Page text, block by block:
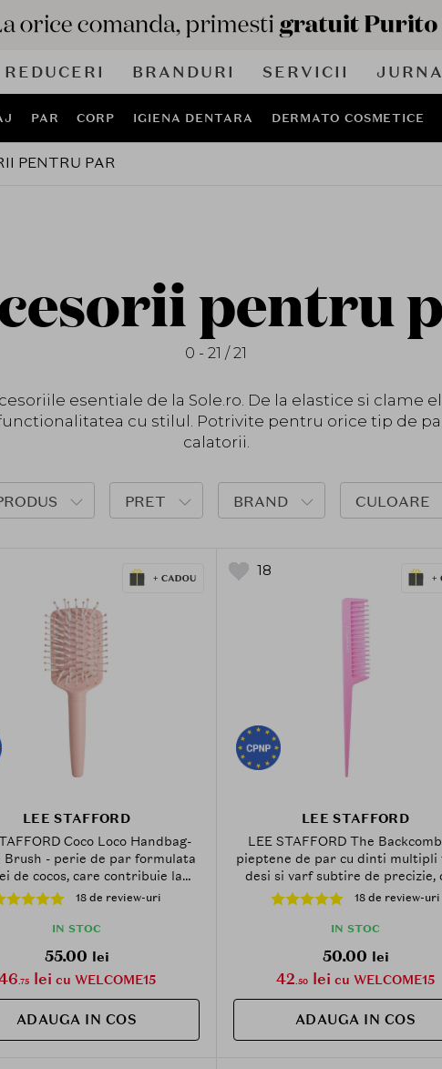
REDUCERI BRANDURI SERVICII
PAR CORP IGIENA DENTARA DERMATO COSMETICE
PENTRU PAR
pentru
0 - 21 / 21
esentiale de la Sole.ro. De la elastice si clame
cu stilul. Potrivite pentru orice tip de
calatorii.
PRET BRAND CULOARE
LEE STAFFORD
Coco Loco Handbag-
Brush - perie de par formulata
de cocos, care contribuie la
parului, la reducerea
si la netezirea firelor rebele
retusuri rapide pe parcursul
18 de review-uri
IN STOC
55.00 lei
.75lei cu WELCOME15
ADAUGA IN COS
18
LEE STAFFORD
LEE STAFFORD The
pieptene de par cu dinti multipli
desi si varf subtire de precizie,
contribuie la taparea parului si
separarea suvitelor pentru
carari definite
18 de review-uri
IN STOC
50.00 lei
42.50 lei cu WELCOME15
ADAUGA IN COS